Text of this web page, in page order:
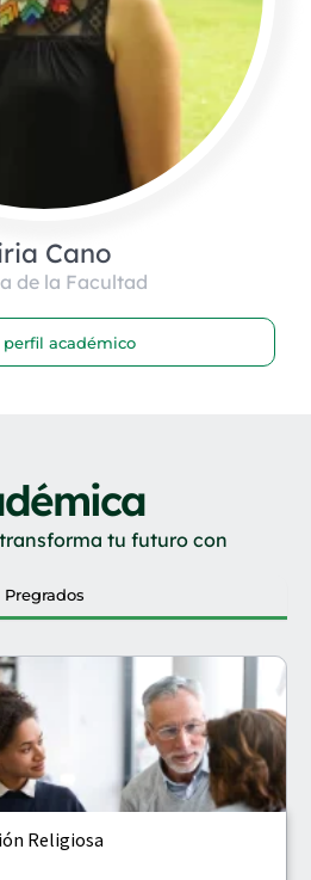
Cano
de la Facultad
perfil académico
tu futuro con
Pregrados
Religiosa